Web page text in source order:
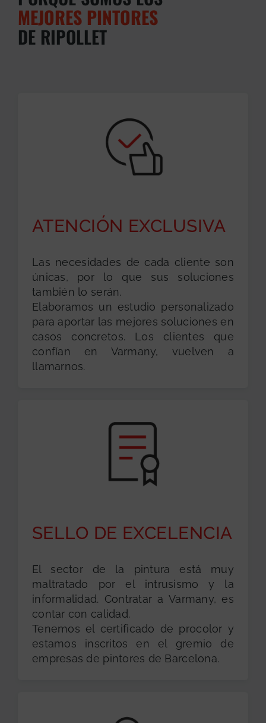
MEJORES PINTORES
DE RIPOLLET
ATENCIÓN EXCLUSIVA
Las necesidades de cada cliente son
únicas, por lo que sus soluciones
también lo serán.
Elaboramos un estudio personalizado
para aportar las mejores soluciones en
casos concretos. Los clientes que
confían en Varmany, vuelven a
llamarnos.
SELLO DE EXCELENCIA
El sector de la pintura está muy
maltratado por el intrusismo y la
informalidad. Contratar a Varmany, es
contar con calidad.
Tenemos el certificado de procolor y
estamos inscritos en el gremio de
empresas de pintores de Barcelona.